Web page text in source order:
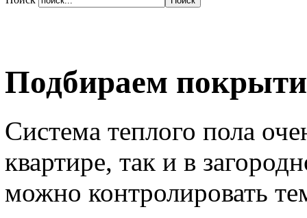
Подбираем
Система теплого пола
квартире, так и в
можно контролировать